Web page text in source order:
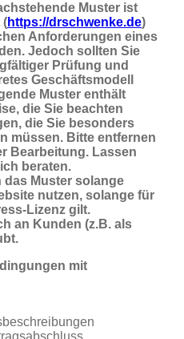
Muster ist
(https://drschwenke.de)
Anforderungen eines
Jedoch sollten Sie
Prüfung und
Geschäftsmodell
Muster enthält
die Sie beachten
die Sie besonders
müssen. Bitte entfernen
Bearbeitung. Lassen
beraten.
das Muster solange
nutzen, solange für
Lizenz gilt.
an Kunden (z.B. als
mit